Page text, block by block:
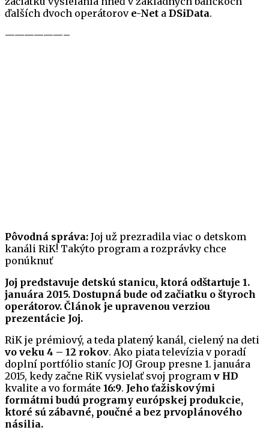
ďalších dvoch operátorov e-Net a DSiData.
——————–
Pôvodná správa: Joj už prezradila viac o detskom
kanáli RiK! Takýto program a rozprávky chce
ponúknuť
Joj predstavuje detskú stanicu, ktorá odštartuje 1.
januára 2015. Dostupná bude od začiatku o štyroch
operátorov. Článok je upravenou verziou
prezentácie Joj.
RiK je prémiový, a teda platený kanál, cielený na deti
vo veku 4 – 12 rokov. Ako piata televízia v poradí
doplní portfólio staníc JOJ Group presne 1. januára
2015, kedy začne RiK vysielať svoj program v HD
kvalite a vo formáte 16:9. Jeho ťažiskovými
formátmi budú programy európskej produkcie,
ktoré sú zábavné, poučné a bez prvoplánového
násilia.